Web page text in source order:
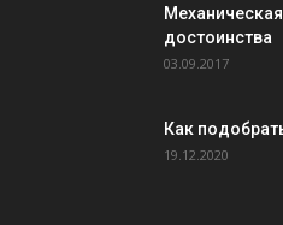
достоинства
03.09.2017
Как
19.12.2020